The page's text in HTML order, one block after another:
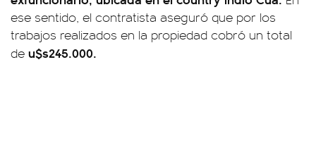
ese sentido, el contratista aseguró que por los
trabajos realizados en la propiedad cobró un total
de u$s245.000.